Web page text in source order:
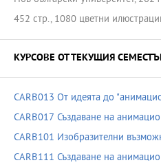
452 стр., 1080 цветни
КУРСОВЕ ОТ ТЕКУЩИЯ
CARB013 От идеята до
CARB017 Създаване на
CARB101 Изобразителни
CARB111 Създаване на